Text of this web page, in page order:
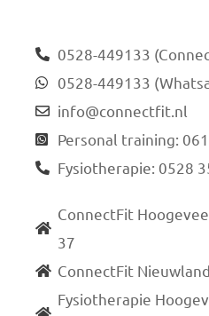
0528-449133
0528-449133
info@connectfit.nl
Personal training:
Fysiotherapie: 0528
ConnectFit
37
ConnectFit
Fysiotherapie